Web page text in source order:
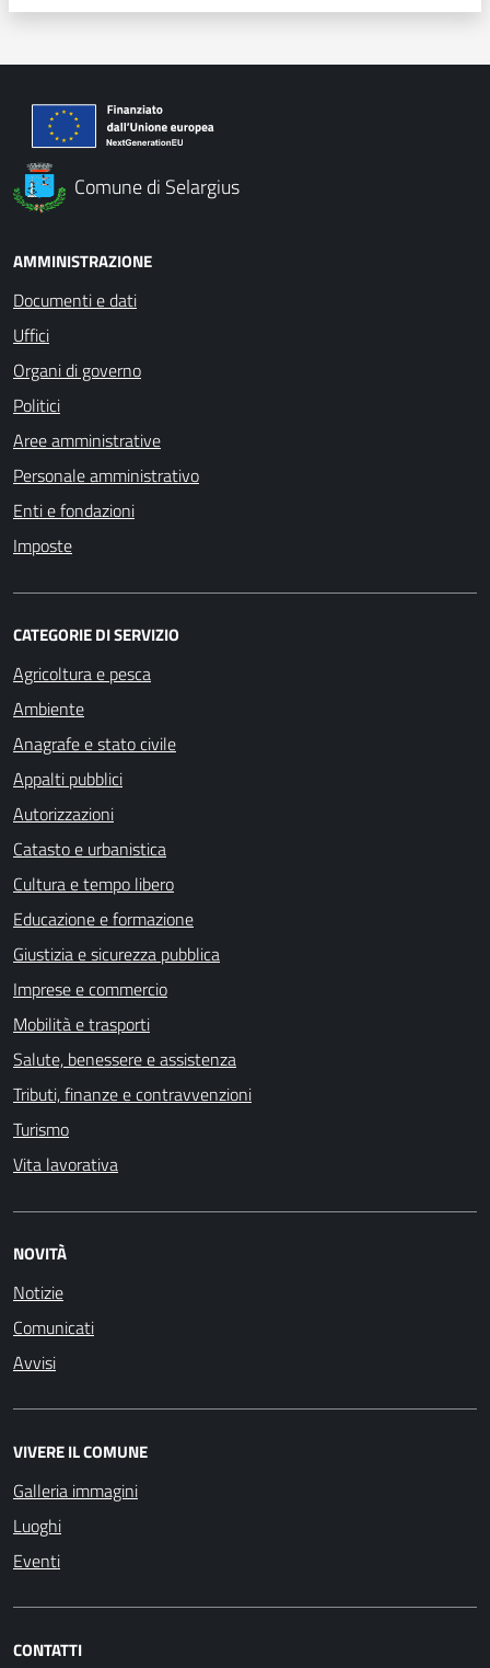
Comune di Selargius
AMMINISTRAZIONE
Documenti e dati
Uffici
Organi di governo
Politici
Aree amministrative
Personale amministrativo
Enti e fondazioni
Imposte
CATEGORIE DI SERVIZIO
Agricoltura e pesca
Ambiente
Anagrafe e stato civile
Appalti pubblici
Autorizzazioni
Catasto e urbanistica
Cultura e tempo libero
Educazione e formazione
Giustizia e sicurezza pubblica
Imprese e commercio
Mobilità e trasporti
Salute, benessere e assistenza
Tributi, finanze e contravvenzioni
Turismo
Vita lavorativa
NOVITÀ
Notizie
Comunicati
Avvisi
VIVERE IL COMUNE
Galleria immagini
Luoghi
Eventi
CONTATTI